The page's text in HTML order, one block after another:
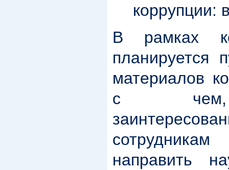
коррупции:
В рамках
планируется
материалов
с чем,
направить